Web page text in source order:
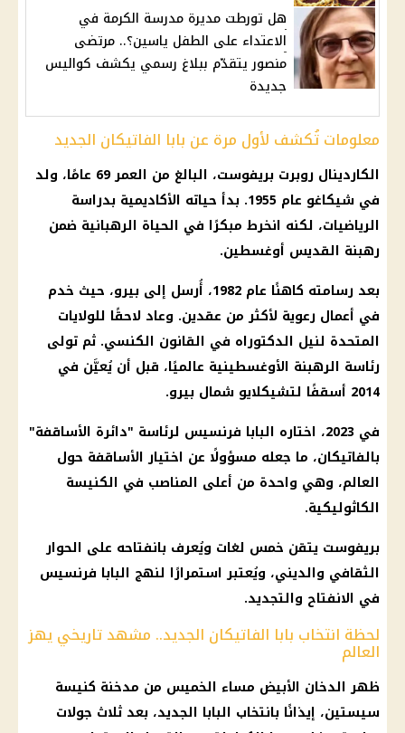
هل تورطت مديرة مدرسة الكرمة في
الاعتداء على الطفل ياسين؟.. مرتضى
منصور يتقدّم ببلاغ رسمي يكشف كواليس
جديدة
معلومات تُكشف لأول مرة عن بابا الفاتيكان الجديد
الكاردينال روبرت بريفوست، البالغ من العمر 69 عامًا، ولد
في شيكاغو عام 1955. بدأ حياته الأكاديمية بدراسة
الرياضيات، لكنه انخرط مبكرًا في الحياة الرهبانية ضمن
رهبنة القديس أوغسطين.
بعد رسامته كاهنًا عام 1982، أُرسل إلى بيرو، حيث خدم
في أعمال رعوية لأكثر من عقدين. وعاد لاحقًا للولايات
المتحدة لنيل الدكتوراه في القانون الكنسي. ثم تولى
رئاسة الرهبنة الأوغسطينية عالميًا، قبل أن يُعيَّن في
2014 أسقفًا لتشيكلايو شمال بيرو.
في 2023، اختاره البابا فرنسيس لرئاسة "دائرة الأساقفة"
بالفاتيكان، ما جعله مسؤولًا عن اختيار الأساقفة حول
العالم، وهي واحدة من أعلى المناصب في الكنيسة
الكاثوليكية.
بريفوست يتقن خمس لغات ويُعرف بانفتاحه على الحوار
الثقافي والديني، ويُعتبر استمرارًا لنهج البابا فرنسيس
في الانفتاح والتجديد.
لحظة انتخاب بابا الفاتيكان الجديد.. مشهد تاريخي يهز
العالم
ظهر الدخان الأبيض مساء الخميس من مدخنة كنيسة
سيستين، إيذانًا بانتخاب البابا الجديد، بعد ثلاث جولات